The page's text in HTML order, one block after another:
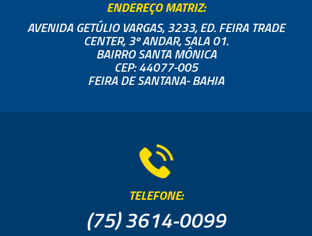
ENDEREÇO MATRIZ:
AVENIDA GETÚLIO VARGAS, 3233, ED. FEIRA TRADE
CENTER, 3º ANDAR, SALA 01.
BAIRRO SANTA MÔNICA
CEP: 44077-005
FEIRA DE SANTANA- BAHIA
TELEFONE:
(75) 3614-0099